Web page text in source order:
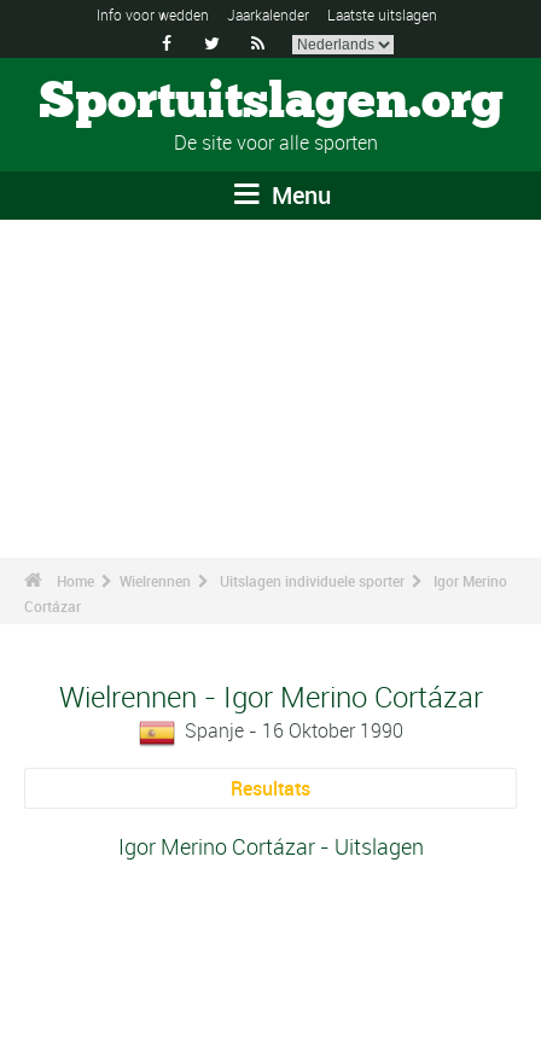
Info voor wedden Jaarkalender Laatste uitslagen
  
Sportuitslagen.org
De site voor alle sporten
Menu
Home Wielrennen Uitslagen individuele sporter
Igor Merino
Cortázar
Wielrennen - Igor Merino Cortázar
Spanje - 16 Oktober 1990
Resultats
Igor Merino Cortázar - Uitslagen